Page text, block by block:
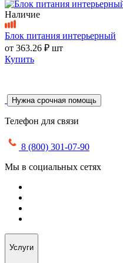
Наличие
Блок питания интерьерный
от 363.26 ₽ шт
Купить
Нужна срочная помощь
Телефон для связи
8 (800) 301-07-90
Мы в социальных сетях
Услуги